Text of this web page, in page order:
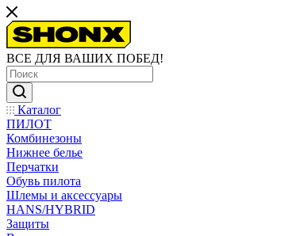
ВСЕ ДЛЯ ВАШИХ ПОБЕД!
Каталог
ПИЛОТ
Комбинезоны
Нижнее белье
Перчатки
Обувь пилота
Шлемы и аксессуары
HANS/HYBRID
Защиты